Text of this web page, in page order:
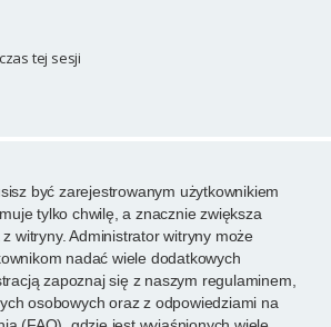
tej sesji
być zarejestrowanym użytkownikiem
tylko chwilę, a znacznie zwiększa
witryny. Administrator witryny może
nadać wiele dodatkowych
zapoznaj się z naszym regulaminem,
osobowych oraz z odpowiedziami na